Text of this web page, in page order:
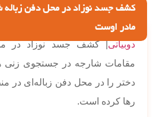
کشف جسد نوزاد در محل دفن زباله
مادر اوست
دوبیاتی| کشف جسد نوزاد در
مقامات شارجه در جستجوی زنی
دختر را در محل دفن زباله‌ای در
رها کرده است.